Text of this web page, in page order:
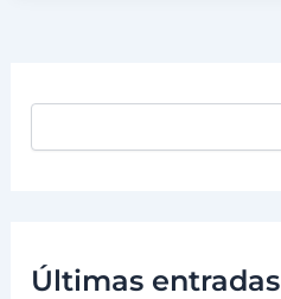
Últimas entradas